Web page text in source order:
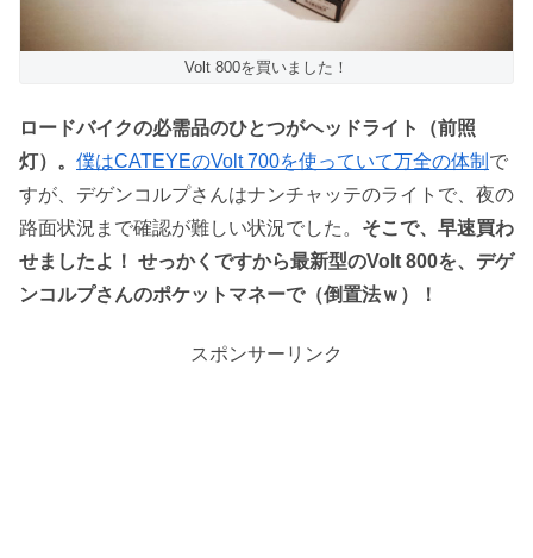
Volt 800を買いました！
ロードバイクの必需品のひとつがヘッドライト（前照
灯）。 僕はCATEYEのVolt 700を使っていて万全の体制 で
すが、デゲンコルプさんはナンチャッテのライトで、夜の
路面状況まで確認が難しい状況でした。 そこで、早速買わ
せましたよ！ せっかくですから最新型のVolt 800を、デゲ
ンコルプさんのポケットマネーで（倒置法ｗ）！
スポンサーリンク